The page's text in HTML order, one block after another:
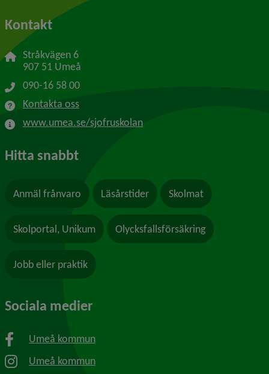
Kontakt
Stråkvägen 6
907 51 Umeå
090-16 58 00
Kontakta oss
www.umea.se/sjofruskolan
Hitta snabbt
Anmäl frånvaro Läsårstider Skolmat
Skolportal, Unikum Olycksfallsförsäkring
Jobb eller praktik
Sociala medier
Umeå kommun
Umeå kommun